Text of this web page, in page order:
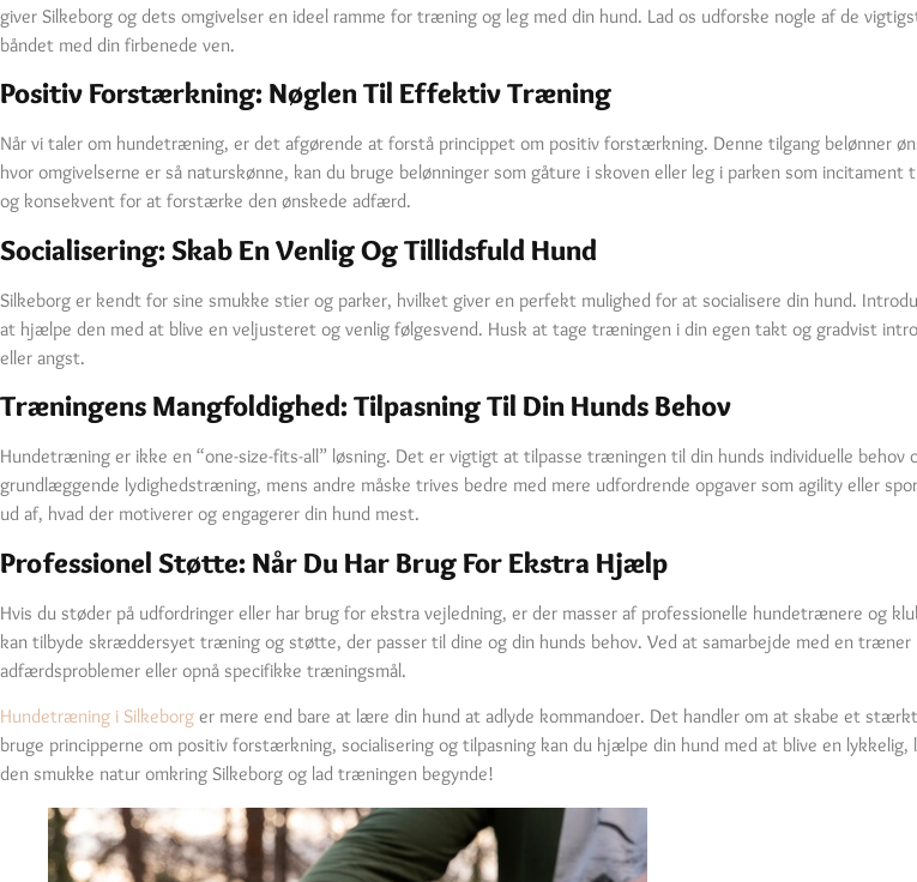
giver Silkeborg og dets omgivelser en ideel ramme for træning og leg med din hund. Lad os udforske nogle af de
båndet med din firbenede ven.
Positiv Forstærkning: Nøglen Til Effektiv Træning
Når vi taler om hundetræning, er det afgørende at forstå princippet om positiv forstærkning. Denne tilgang belønner
hvor omgivelserne er så naturskønne, kan du bruge belønninger som gåture i skoven eller leg i parken som
og konsekvent for at forstærke den ønskede adfærd.
Socialisering: Skab En Venlig Og Tillidsfuld Hund
Silkeborg er kendt for sine smukke stier og parker, hvilket giver en perfekt mulighed for at socialisere din hund.
at hjælpe den med at blive en veljusteret og venlig følgesvend. Husk at tage træningen i din egen takt og gradvist
eller angst.
Træningens Mangfoldighed: Tilpasning Til Din Hunds Behov
Hundetræning er ikke en “one-size-fits-all” løsning. Det er vigtigt at tilpasse træningen til din hunds individuelle behov
grundlæggende lydighedstræning, mens andre måske trives bedre med mere udfordrende opgaver som agility eller
ud af, hvad der motiverer og engagerer din hund mest.
Professionel Støtte: Når Du Har Brug For Ekstra Hjælp
Hvis du støder på udfordringer eller har brug for ekstra vejledning, er der masser af professionelle hundetrænere og
kan tilbyde skræddersyet træning og støtte, der passer til dine og din hunds behov. Ved at samarbejde med en
adfærdsproblemer eller opnå specifikke træningsmål.
Hundetræning i Silkeborg er mere end bare at lære din hund at adlyde kommandoer. Det handler om at skabe et
bruge principperne om positiv forstærkning, socialisering og tilpasning kan du hjælpe din hund med at blive en lykkelig,
den smukke natur omkring Silkeborg og lad træningen begynde!